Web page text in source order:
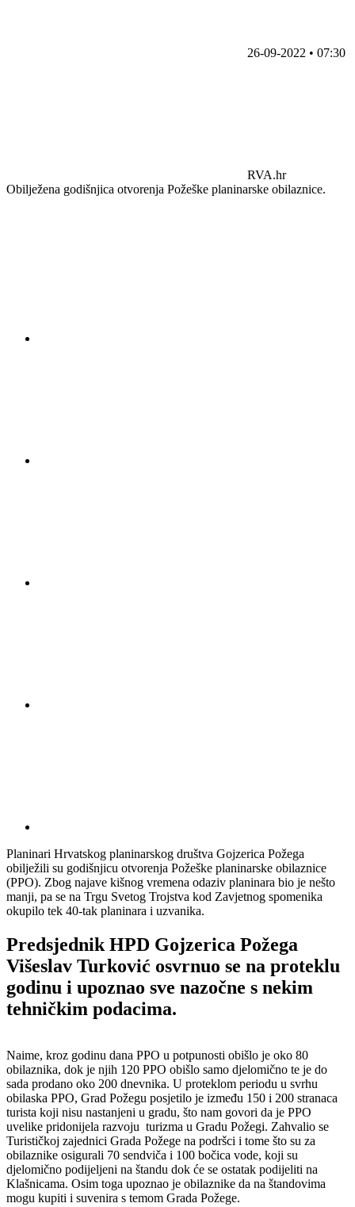
26-09-2022 • 07:30
RVA.hr
Obilježena godišnjica otvorenja Požeške planinarske obilaznice.
Planinari Hrvatskog planinarskog društva Gojzerica Požega
obilježili su godišnjicu otvorenja Požeške planinarske obilaznice
(PPO). Zbog najave kišnog vremena odaziv planinara bio je nešto
manji, pa se na Trgu Svetog Trojstva kod Zavjetnog spomenika
okupilo tek 40-tak planinara i uzvanika.
Predsjednik HPD Gojzerica Požega
Višeslav Turković osvrnuo se na proteklu
godinu i upoznao sve nazočne s nekim
tehničkim podacima.
Naime, kroz godinu dana PPO u potpunosti obišlo je oko 80
obilaznika, dok je njih 120 PPO obišlo samo djelomično te je do
sada prodano oko 200 dnevnika. U proteklom periodu u svrhu
obilaska PPO, Grad Požegu posjetilo je između 150 i 200 stranaca
turista koji nisu nastanjeni u gradu, što nam govori da je PPO
uvelike pridonijela razvoju turizma u Gradu Požegi. Zahvalio se
Turističkoj zajednici Grada Požege na podršci i tome što su za
obilaznike osigurali 70 sendviča i 100 bočica vode, koji su
djelomično podijeljeni na štandu dok će se ostatak podijeliti na
Klašnicama. Osim toga upoznao je obilaznike da na štandovima
mogu kupiti i suvenira s temom Grada Požege.